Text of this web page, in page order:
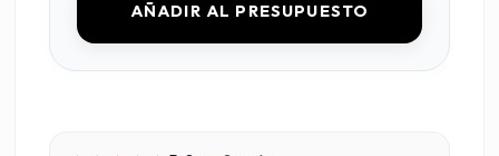
AÑADIR AL PRESUPUESTO